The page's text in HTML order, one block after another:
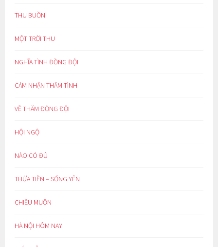
THU BUỒN
MỘT TRỜI THU
NGHĨA TÌNH ĐỒNG ĐỘI
CẢM NHẬN THÂM TÌNH
VỀ THĂM ĐỒNG ĐỘI
HỘI NGỘ
NÀO CÓ ĐỦ
THỪA TIỀN – SỐNG YÊN
CHIỀU MUỘN
HÀ NỘI HÔM NAY